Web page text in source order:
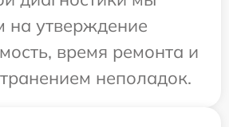
на утверждение
время ремонта и
неполадок.